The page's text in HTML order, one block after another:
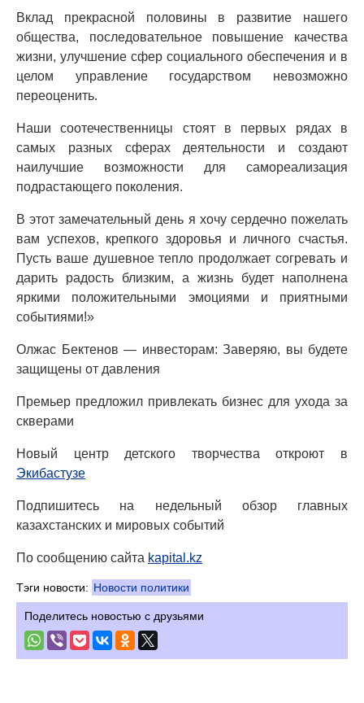
Вклад прекрасной половины в развитие нашего
общества, последовательное повышение качества
жизни, улучшение сфер социального обеспечения и в
целом управление государством невозможно
переоценить.
Наши соотечественницы стоят в первых рядах в
самых разных сферах деятельности и создают
наилучшие возможности для самореализация
подрастающего поколения.
В этот замечательный день я хочу сердечно пожелать
вам успехов, крепкого здоровья и личного счастья.
Пусть ваше душевное тепло продолжает согревать и
дарить радость близким, а жизнь будет наполнена
яркими положительными эмоциями и приятными
событиями!»
Олжас Бектенов — инвесторам: Заверяю, вы будете
защищены от давления
Премьер предложил привлекать бизнес для ухода за
скверами
Новый центр детского творчества откроют в
Экибастузе
Подпишитесь на недельный обзор главных
казахстанских и мировых событий
По сообщению сайта kapital.kz
Тэги новости: Новости политики
Поделитесь новостью с друзьями